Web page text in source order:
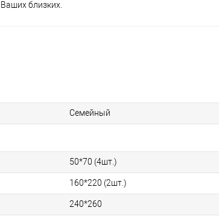
близких.
Семейный
50*70 (4шт.)
160*220 (2шт.)
240*260